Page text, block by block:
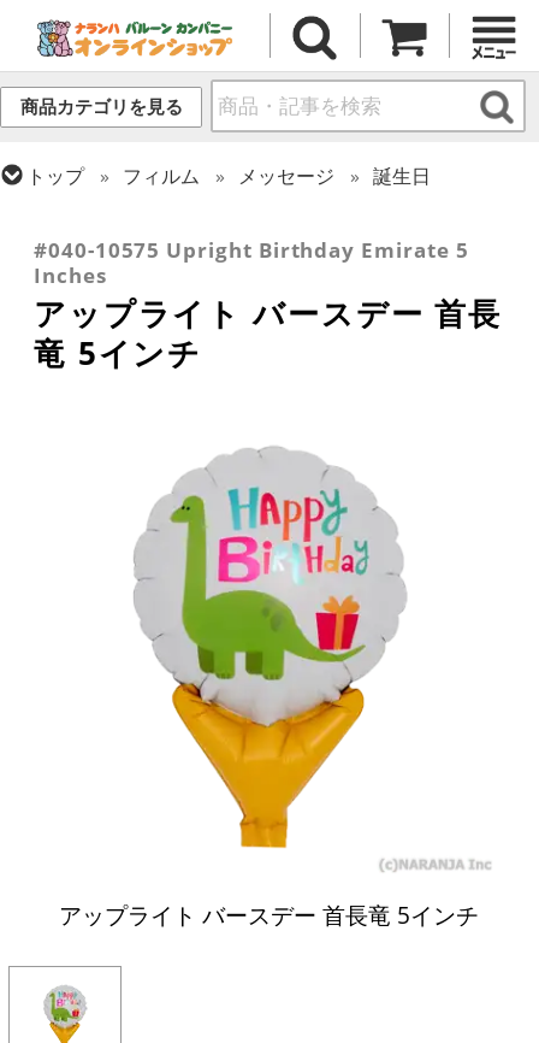
商品カテゴリを見る
トップ フィルム メッセージ
誕生日
#040-10575 Upright Birthday Emirate 5
Inches
アップライト バースデー 首長
竜 5インチ
アップライト バースデー 首長竜 5インチ